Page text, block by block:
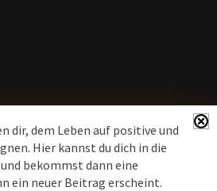
dir, dem Leben auf positive und
Hier kannst du dich in die
bekommst dann eine
ein neuer Beitrag erscheint.